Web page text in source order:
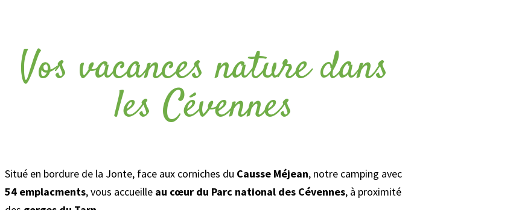
Vos vacances nature dans
les Cévennes
Situé en bordure de la Jonte, face aux corniches du Causse Méjean, notre camping avec
54 emplacments, vous accueille au cœur du Parc national des Cévennes, à proximité